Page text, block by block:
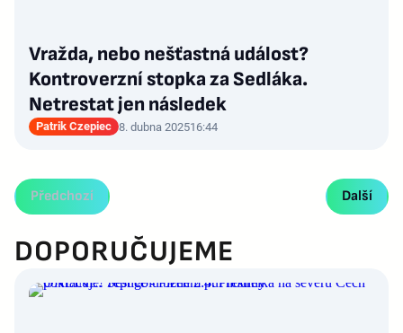
Vražda, nebo nešťastná událost?
Kontroverzní stopka za Sedláka.
Netrestat jen následek
Patrik Czepiec 8. dubna 202516:44
Předchozí Další
DOPORUČUJEME